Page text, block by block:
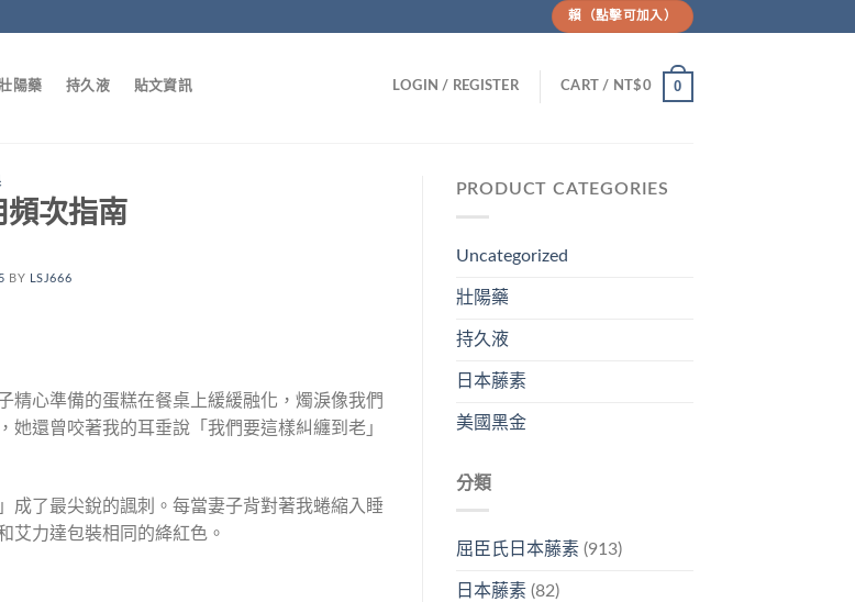
賴（點擊可加入）
陽藥 持久液 貼文資訊 LOGIN / REGISTER CART / NT$0 0
頻次指南
BY LSJ666
精心準備的蛋糕在餐桌上緩緩融化，燭淚像我們
還曾咬著我的耳垂說「我們要這樣糾纏到老」
成了最尖銳的諷刺。每當妻子背對著我蜷縮入睡
艾力達包裝相同的絳紅色。
PRODUCT CATEGORIES
Uncategorized
壯陽藥
持久液
日本藤素
美國黑金
分類
屈臣氏日本藤素(913)
日本藤素(82)